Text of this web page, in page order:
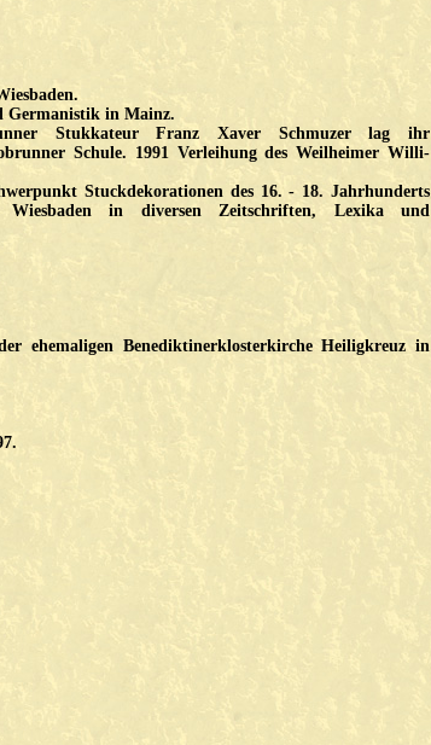
Germanistik in Mainz.
Stukkateur Franz Xaver Schmuzer lag ihr
Schule. 1991 Verleihung des Weilheimer Willi-
Stuckdekorationen des 16. - 18. Jahrhunderts
in diversen Zeitschriften, Lexika und
ehemaligen Benediktinerklosterkirche Heiligkreuz in